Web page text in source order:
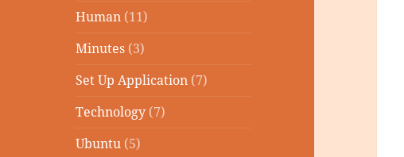
Human (11)
Minutes (3)
Set Up Application (7)
Technology (7)
Ubuntu (5)